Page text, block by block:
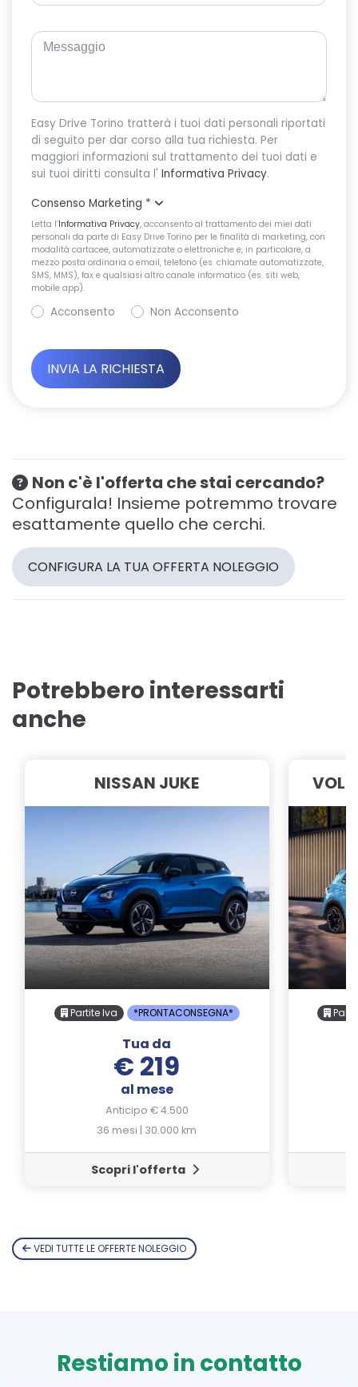
Easy Drive Torino tratterà i tuoi dati personali riportati
di seguito per dar corso alla tua richiesta. Per
maggiori informazioni sul trattamento dei tuoi dati e
sui tuoi diritti consulta l' Informativa Privacy.
Consenso Marketing *
Letta l’Informativa Privacy, acconsento al trattamento dei miei dati
personali da parte di Easy Drive Torino per le finalità di marketing, con
modalità cartacee, automatizzate o elettroniche e, in particolare, a
mezzo posta ordinaria o email, telefono (es. chiamate automatizzate,
SMS, MMS), fax e qualsiasi altro canale informatico (es. siti web,
mobile app).
Acconsento Non Acconsento
Non c'è l'offerta che stai cercando?
Configurala! Insieme potremmo trovare
esattamente quello che cerchi.
CONFIGURA LA TUA OFFERTA NOLEGGIO
Potrebbero interessarti
anche
NISSAN JUKE
Partite Iva *PRONTACONSEGNA*
Tua da
€ 219
al mese
Anticipo € 4.500
36 mesi | 30.000 km
Scopri l'offerta
VEDI TUTTE LE OFFERTE NOLEGGIO
Restiamo in contatto